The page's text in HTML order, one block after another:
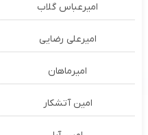
امیرعباس گلاب
امیرعلی رضایی
امیرماهان
امین آتشکار